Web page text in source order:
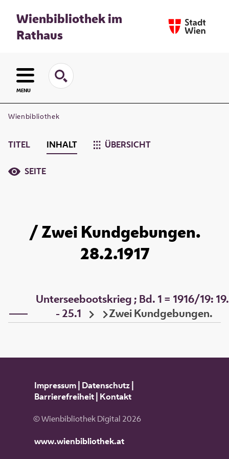
Wienbibliothek im
Rathaus
MENU
Wienbibliothek
TITEL INHALT ÜBERSICHT
SEITE
/ Zwei Kundgebungen.
28.2.1917
Unterseebootskrieg ; Bd. 1 = 1916/19:
- 25.1
Zwei Kundgebungen.
Impressum| Datenschutz|
Barrierefreiheit| Kontakt
© Wienbibliothek Digital 2026
www.wienbibliothek.at